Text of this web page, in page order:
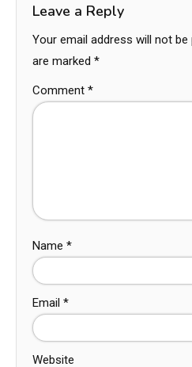
Leave a Reply
Your email address will not be
are marked *
Comment *
Name *
Email *
Website